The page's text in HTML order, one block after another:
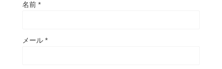
名前 *
メール *